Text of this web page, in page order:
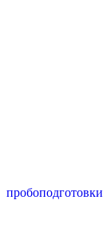
пробоподготовки